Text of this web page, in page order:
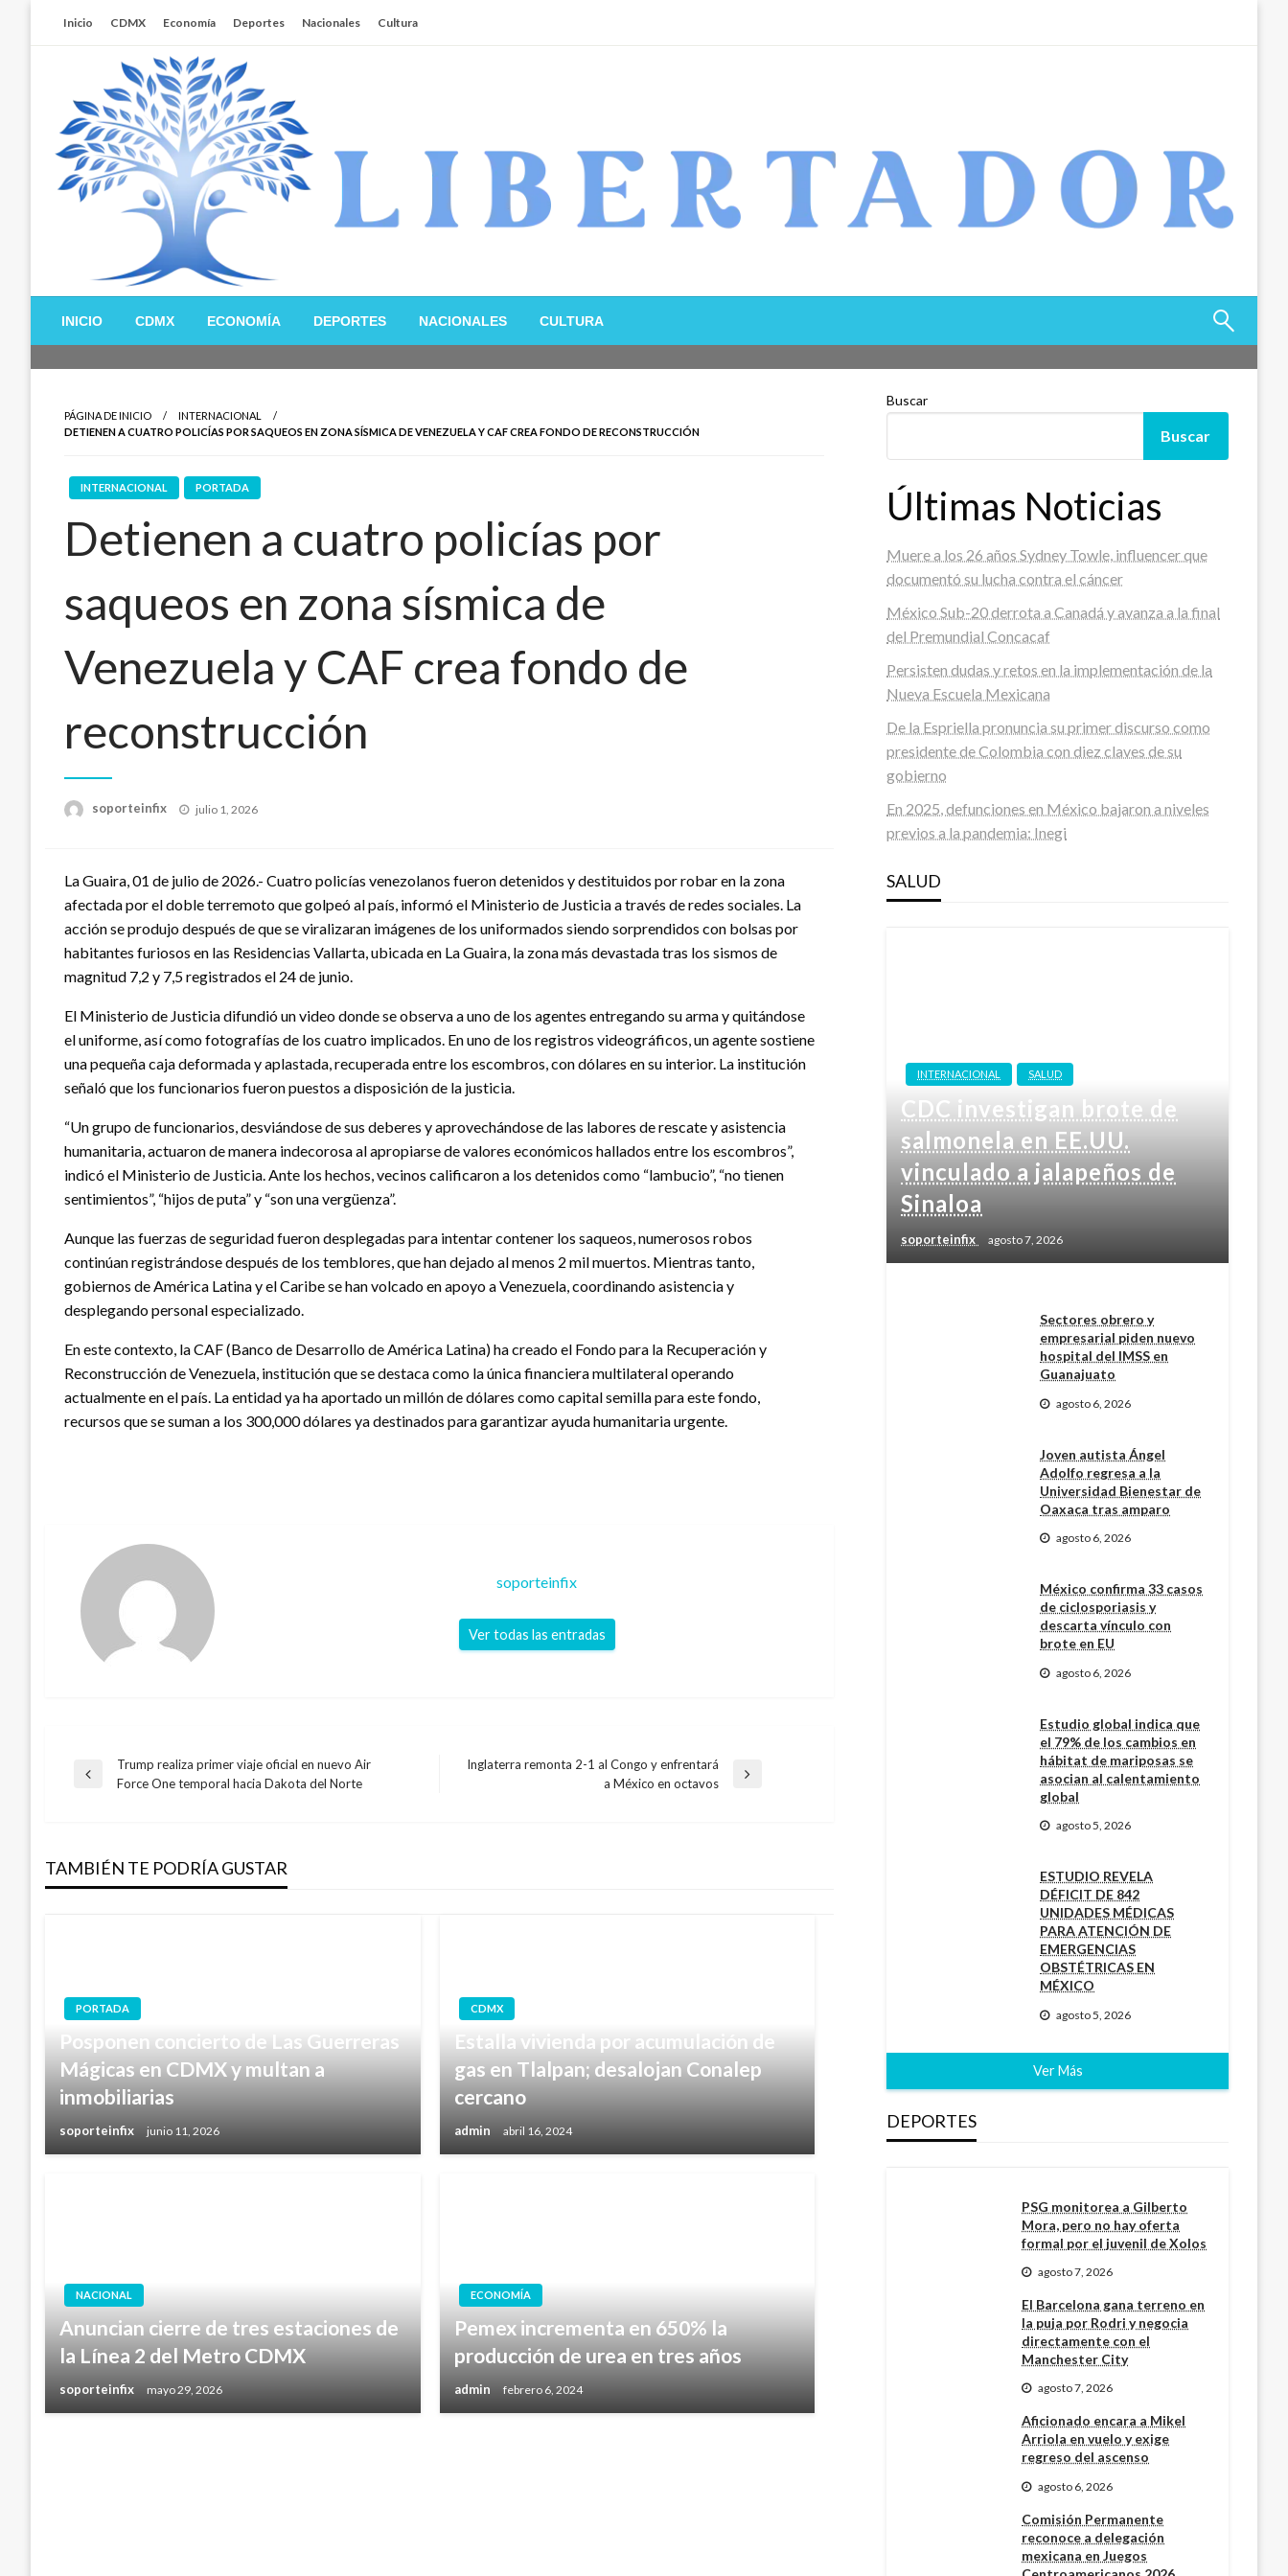
Inicio CDMX Economía Deportes Nacionales Cultura
Libertador MX
INICIO CDMX ECONOMÍA DEPORTES NACIONALES CULTURA
PÁGINA DE INICIO
INTERNACIONAL
DETIENEN A CUATRO POLICÍAS POR SAQUEOS EN ZONA SÍSMICA DE VENEZUELA Y CAF CREA FONDO DE RECONSTRUCCIÓN
INTERNACIONAL PORTADA
Detienen a cuatro policías por
saqueos en zona sísmica de
Venezuela y CAF crea fondo de
reconstrucción
soporteinfix
Publicado
julio 1, 2026
La Guaira, 01 de julio de 2026.- Cuatro policías venezolanos fueron detenidos y destituidos por robar en la zona
afectada por el doble terremoto que golpeó al país, informó el Ministerio de Justicia a través de redes sociales. La
acción se produjo después de que se viralizaran imágenes de los uniformados siendo sorprendidos con bolsas por
habitantes furiosos en las Residencias Vallarta, ubicada en La Guaira, la zona más devastada tras los sismos de
magnitud 7,2 y 7,5 registrados el 24 de junio.
El Ministerio de Justicia difundió un video donde se observa a uno de los agentes entregando su arma y quitándose
el uniforme, así como fotografías de los cuatro implicados. En uno de los registros videográficos, un agente sostiene
una pequeña caja deformada y aplastada, recuperada entre los escombros, con dólares en su interior. La institución
señaló que los funcionarios fueron puestos a disposición de la justicia.
“Un grupo de funcionarios, desviándose de sus deberes y aprovechándose de las labores de rescate y asistencia
humanitaria, actuaron de manera indecorosa al apropiarse de valores económicos hallados entre los escombros”,
indicó el Ministerio de Justicia. Ante los hechos, vecinos calificaron a los detenidos como “lambucio”, “no tienen
sentimientos”, “hijos de puta” y “son una vergüenza”.
Aunque las fuerzas de seguridad fueron desplegadas para intentar contener los saqueos, numerosos robos
continúan registrándose después de los temblores, que han dejado al menos 2 mil muertos. Mientras tanto,
gobiernos de América Latina y el Caribe se han volcado en apoyo a Venezuela, coordinando asistencia y
desplegando personal especializado.
En este contexto, la CAF (Banco de Desarrollo de América Latina) ha creado el Fondo para la Recuperación y
Reconstrucción de Venezuela, institución que se destaca como la única financiera multilateral operando
actualmente en el país. La entidad ya ha aportado un millón de dólares como capital semilla para este fondo,
recursos que se suman a los 300,000 dólares ya destinados para garantizar ayuda humanitaria urgente.
soporteinfix
Ver todas las entradas
Navegación
entradas
Entrada
Trump realiza primer viaje oficial en nuevo Air
Force One temporal hacia Dakota del Norte
Inglaterra remonta 2-1 al Congo y enfrentará
a México en octavos
TAMBIÉN TE PODRÍA GUSTAR
PORTADA
Posponen concierto de Las Guerreras
Mágicas en CDMX y multan a
inmobiliarias
soporteinfix junio 11, 2026
CDMX
Estalla vivienda por acumulación de
gas en Tlalpan; desalojan Conalep
cercano
admin abril 16, 2024
NACIONAL
Anuncian cierre de tres estaciones de
la Línea 2 del Metro CDMX
soporteinfix mayo 29, 2026
ECONOMÍA
Pemex incrementa en 650% la
producción de urea en tres años
admin febrero 6, 2024
Buscar
Buscar
Últimas Noticias
Muere a los 26 años Sydney Towle, influencer que
documentó su lucha contra el cáncer
México Sub-20 derrota a Canadá y avanza a la final
del Premundial Concacaf
Persisten dudas y retos en la implementación de la
Nueva Escuela Mexicana
De la Espriella pronuncia su primer discurso como
presidente de Colombia con diez claves de su
gobierno
En 2025, defunciones en México bajaron a niveles
previos a la pandemia: Inegi
SALUD
INTERNACIONAL SALUD
CDC investigan brote de
salmonela en EE.UU.
vinculado a jalapeños de
Sinaloa
soporteinfix agosto 7, 2026
Sectores obrero y
empresarial piden nuevo
hospital del IMSS en
Guanajuato
agosto 6, 2026
Joven autista Ángel
Adolfo regresa a la
Universidad Bienestar de
Oaxaca tras amparo
agosto 6, 2026
México confirma 33 casos
de ciclosporiasis y
descarta vínculo con
brote en EU
agosto 6, 2026
Estudio global indica que
el 79% de los cambios en
hábitat de mariposas se
asocian al calentamiento
global
agosto 5, 2026
ESTUDIO REVELA
DÉFICIT DE 842
UNIDADES MÉDICAS
PARA ATENCIÓN DE
EMERGENCIAS
OBSTÉTRICAS EN
MÉXICO
agosto 5, 2026
Ver Más
DEPORTES
PSG monitorea a Gilberto
Mora, pero no hay oferta
formal por el juvenil de Xolos
agosto 7, 2026
El Barcelona gana terreno en
la puja por Rodri y negocia
directamente con el
Manchester City
agosto 7, 2026
Aficionado encara a Mikel
Arriola en vuelo y exige
regreso del ascenso
agosto 6, 2026
Comisión Permanente
reconoce a delegación
mexicana en Juegos